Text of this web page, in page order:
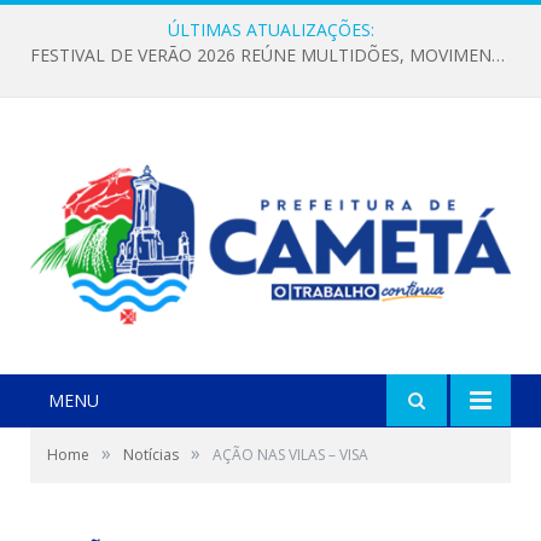
ÚLTIMAS ATUALIZAÇÕES:
FESTIVAL DE VERÃO 2026 REÚNE MULTIDÕES, MOVIMENTA A ECONOMIA E FORTALECE A CULTURA LOCAL
MENU
Home » Notícias » AÇÃO NAS VILAS – VISA